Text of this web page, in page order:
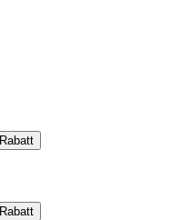
Rabatt
Rabatt